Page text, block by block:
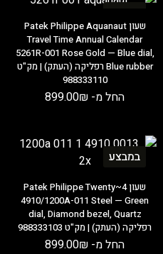
שעון Patek Philippe Aquanaut
Travel Time Annual Calendar
5261R-001 Rose Gold — Blue dial,
Blue rubber רפליקה (העתק) | מק"ט
988333110
החל מ- 899.00₪
במבצע
שעון Patek Philippe Twenty~4
4910/1200A-011 Steel — Green
dial, Diamond bezel, Quartz
רפליקה (העתק) | מק"ט 988333103
החל מ- 899.00₪